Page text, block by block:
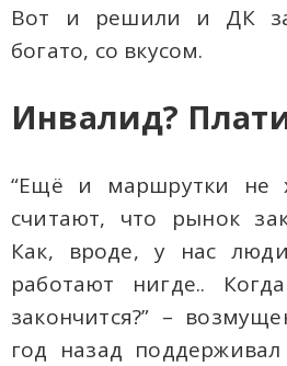
Вот и решили и ДК
богато, со вкусом.
Инвалид?
“Ещё и маршрутки не
считают, что рынок
Как, вроде, у нас
работают нигде..
закончится?” –
год назад